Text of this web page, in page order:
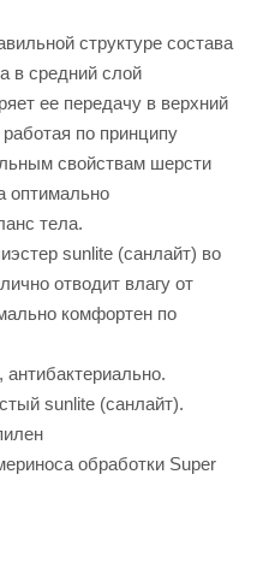
структуре состава
в средний слой
ее передачу в верхний
по принципу
свойствам шерсти
оптимально
тела.
sunlite (санлайт) во
отводит влагу от
комфортен по
sunlite (санлайт).
обработки Super